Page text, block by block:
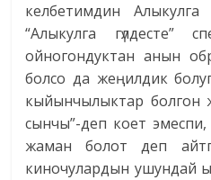
келбетимдин
“Алыкулга гүлдесте”
ойногондуктан анын
болсо да жеңилдик
кыйынчылыктар болгон
сынчы”-деп коет
жаман болот деп
киночулардын ушундай